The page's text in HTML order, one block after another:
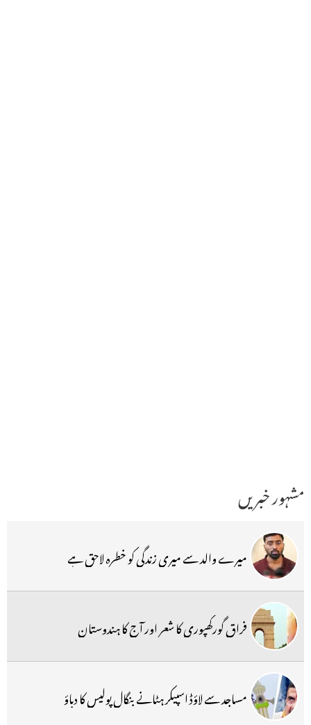
مشہور خبریں
میرے والد سے میری زندگی کو خطرہ لاحق ہے
فراق گورکھپوری کا شعر اور آج کا ہندوستان
مساجد سے لاؤڈ اسپیکر ہٹانے بنگال پولیس کا دباؤ